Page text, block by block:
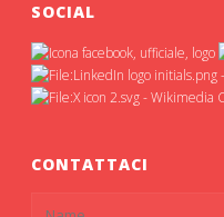
SOCIAL
CONTATTACI